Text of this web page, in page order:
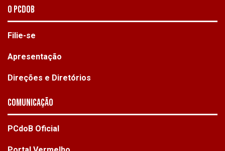
O PCdoB
Filie-se
Apresentação
Direções e Diretórios
Comunicação
PCdoB Oficial